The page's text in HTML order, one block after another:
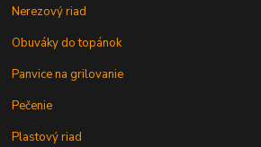
Nerezový riad
Obuváky do topánok
Panvice na grilovanie
Pečenie
Plastový riad